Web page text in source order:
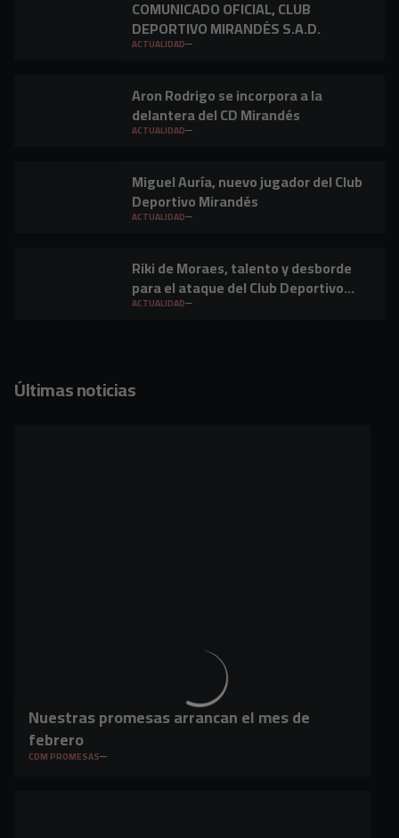
COMUNICADO OFICIAL, CLUB
DEPORTIVO MIRANDÉS S.A.D.
ACTUALIDAD
Aron Rodrigo se incorpora a la
delantera del CD Mirandés
ACTUALIDAD
Miguel Auría, nuevo jugador del Club
Deportivo Mirandés
ACTUALIDAD
Riki de Moraes, talento y desborde
para el ataque del Club Deportivo
Mirandés
ACTUALIDAD
Últimas noticias
Nuestras promesas arrancan el mes de
febrero
CDM PROMESAS